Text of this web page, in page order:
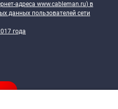
адреса www.cableman.ru) в
данных пользователей сети
года